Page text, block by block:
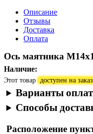
Описание
Отзывы
Доставка
Оплата
Ось маятника
Наличие:
Этот товар доступен на заказ
Варианты
Способы
Расположение